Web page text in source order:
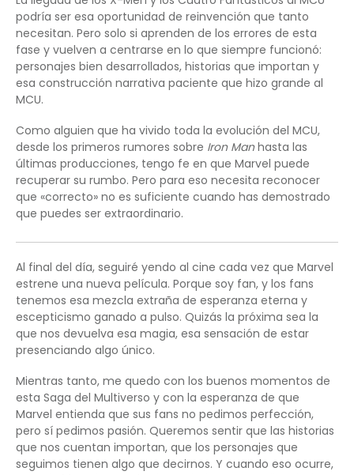
podría ser esa oportunidad de reinvención que tanto
necesitan. Pero solo si aprenden de los errores de esta
fase y vuelven a centrarse en lo que siempre funcionó:
personajes bien desarrollados, historias que importan y
esa construcción narrativa paciente que hizo grande al
MCU.
Como alguien que ha vivido toda la evolución del MCU,
desde los primeros rumores sobre Iron Manhasta las
últimas producciones, tengo fe en que Marvel puede
recuperar su rumbo. Pero para eso necesita reconocer
que «correcto» no es suficiente cuando has demostrado
que puedes ser extraordinario.
Al final del día, seguiré yendo al cine cada vez que Marvel
estrene una nueva película. Porque soy fan, y los fans
tenemos esa mezcla extraña de esperanza eterna y
escepticismo ganado a pulso. Quizás la próxima sea la
que nos devuelva esa magia, esa sensación de estar
presenciando algo único.
Mientras tanto, me quedo con los buenos momentos de
esta Saga del Multiverso y con la esperanza de que
Marvel entienda que sus fans no pedimos perfección,
pero sí pedimos pasión. Queremos sentir que las historias
que nos cuentan importan, que los personajes que
seguimos tienen algo que decirnos. Y cuando eso ocurre,